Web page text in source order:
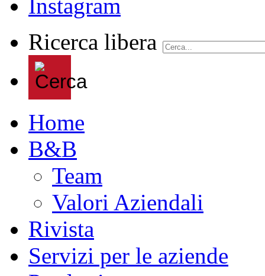
Ricerca libera
Home
B&B
Team
Valori Aziendali
Rivista
Servizi per le aziende